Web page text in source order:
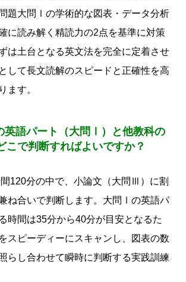
題大問Ⅰの学術的な図表・データ分析
に読み解く精読力の2点を基準に対策
は土台となる英文法を完全に定着させ
して長文読解のスピードと正確性を高
ます。
英語パート（大問Ⅰ）と他教科の
こで判断すればよいですか？
120分の中で、 小論文（大問Ⅲ）に割
ね合いで判断します。 大問Ⅰの英語パ
時間は35分から40分が目安となるた
スピーディーにスキャンし、
図表の数
らし合わせて瞬時に判断する実践訓練